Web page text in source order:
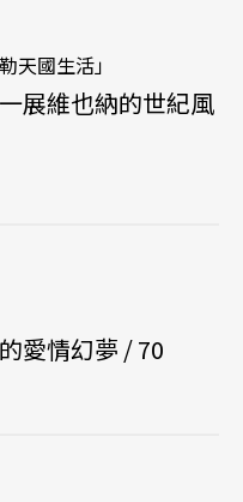
天國生活」
展維也納的世紀風
愛情幻夢 / 70